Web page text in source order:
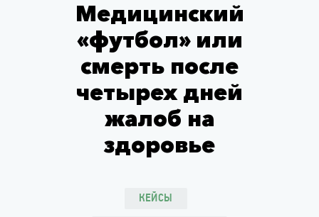
Медицинский
«футбол» или
смерть после
четырех дней
жалоб на
здоровье
КЕЙСЫ